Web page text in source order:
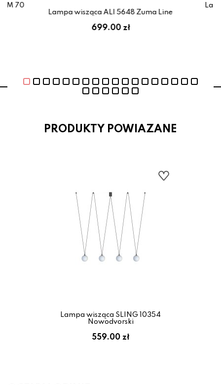
70
Lampa wisząca ALI 5648 Zuma Line
699.00 zł
PRODUKTY POWIAZANE
Lampa wisząca SLING 10354
Nowodvorski
559.00 zł